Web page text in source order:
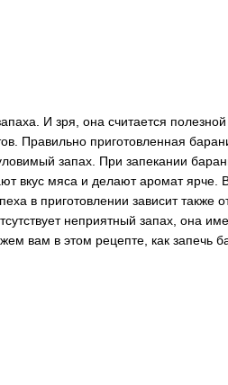
И зря, она считается полезной
Правильно приготовленная
уловимый запах. При запекании
вкус мяса и делают аромат ярче.
в приготовлении зависит также
неприятный запах, она
вам в этом рецепте, как запечь